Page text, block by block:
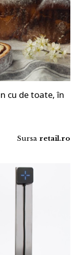
cu de toate, în
Sursa retail.ro